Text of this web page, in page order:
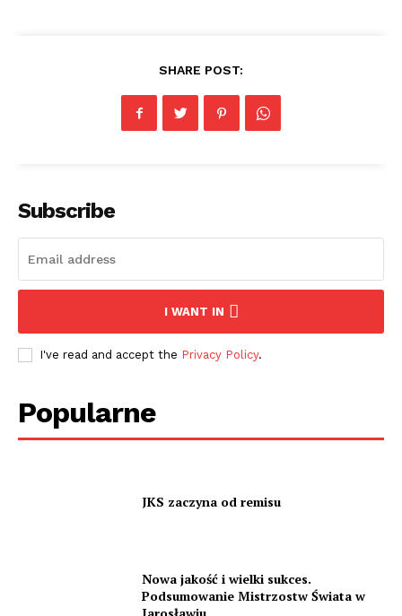
SHARE POST:
Subscribe
I WANT IN
I've read and accept the Privacy Policy.
Popularne
JKS zaczyna od remisu
Nowa jakość i wielki sukces.
Podsumowanie Mistrzostw Świata w